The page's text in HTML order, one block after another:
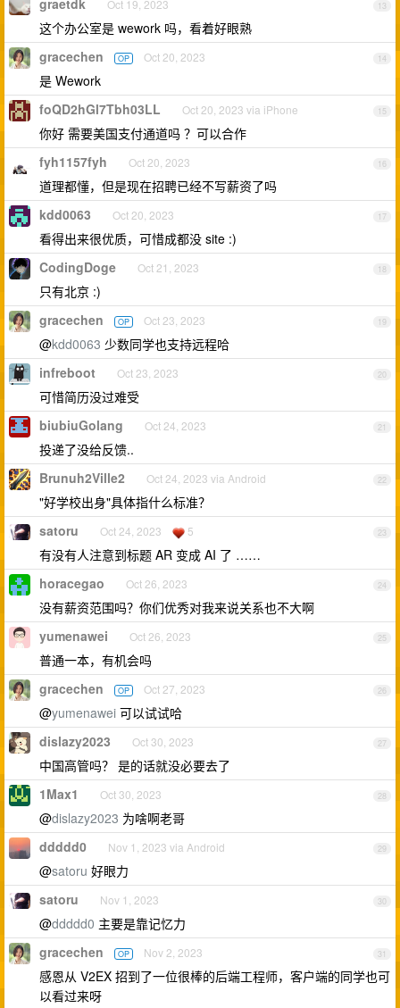
13
Oct 19, 2023
这个办公室是 wework 吗，看着好眼熟
14
gracechen OP Oct 20, 2023
是 Wework
15
foQD2hGl7Tbh03LL Oct 20, 2023 via iPhone
你好 需要美国支付通道吗 ？可以合作
16
fyh1157fyh Oct 20, 2023
道理都懂，但是现在招聘已经不写薪资了吗
17
kdd0063 Oct 20, 2023
看得出来很优质，可惜成都没 site :)
18
CodingDoge Oct 21, 2023
只有北京 :)
19
gracechen OP Oct 23, 2023
@kdd0063 少数同学也支持远程哈
20
infreboot Oct 23, 2023
可惜简历没过难受
21
biubiuGolang Oct 24, 2023
投递了没给反馈..
22
Brunuh2Ville2 Oct 24, 2023 via Android
"好学校出身"具体指什么标准？
23
satoru Oct 24, 2023 5
有没有人注意到标题 AR 变成 AI 了 ……
24
horacegao Oct 26, 2023
没有薪资范围吗？你们优秀对我来说关系也不大啊
25
yumenawei Oct 26, 2023
普通一本，有机会吗
26
gracechen OP Oct 27, 2023
@yumenawei 可以试试哈
27
dislazy2023 Oct 30, 2023
中国高管吗？ 是的话就没必要去了
28
1Max1 Oct 30, 2023
@dislazy2023 为啥啊老哥
29
ddddd0 Nov 1, 2023 via Android
@satoru 好眼力
30
satoru Nov 1, 2023
@ddddd0 主要是靠记忆力
31
gracechen OP Nov 2, 2023
感恩从 V2EX 招到了一位很棒的后端工程师，客户端的同学也可
以看过来呀